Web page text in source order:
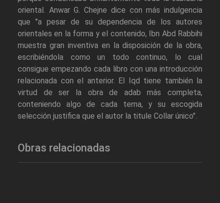
oriental. Anwar G. Chejne dice con más indulgencia
que "a pesar de su dependencia de los autores
orientales en la forma y el contenido, Ibn Abd Rabbihi
muestra gran inventiva en la disposición de la obra,
escribiéndola como un todo continuo, lo cual
consigue empezando cada libro con una introducción
relacionada con el anterior. El Iqd tiene también la
virtud de ser la obra de adab más completa,
conteniendo algo de cada tema, y su escogida
selección justifica que el autor la titule Collar único".
Obras relacionadas